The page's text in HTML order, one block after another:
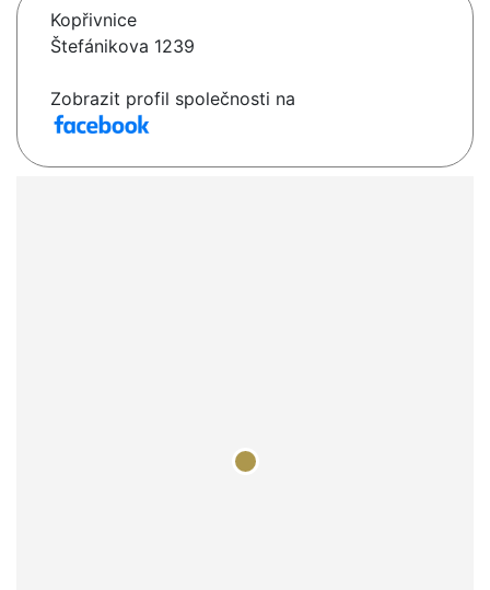
Kopřivnice
Štefánikova 1239
Zobrazit profil společnosti na